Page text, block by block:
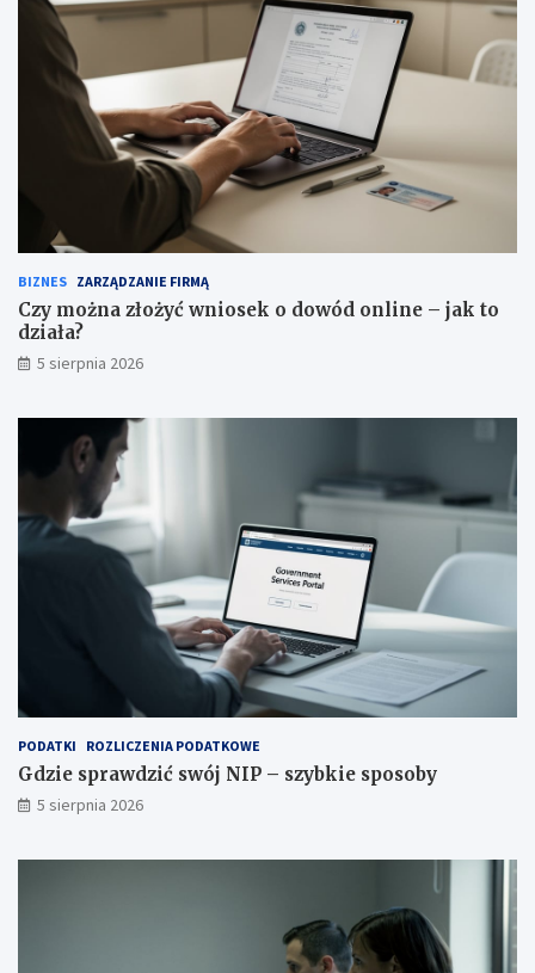
BIZNES ZARZĄDZANIE FIRMĄ
Czy można złożyć wniosek o dowód online – jak to
działa?
5 sierpnia 2026
PODATKI ROZLICZENIA PODATKOWE
Gdzie sprawdzić swój NIP – szybkie sposoby
5 sierpnia 2026